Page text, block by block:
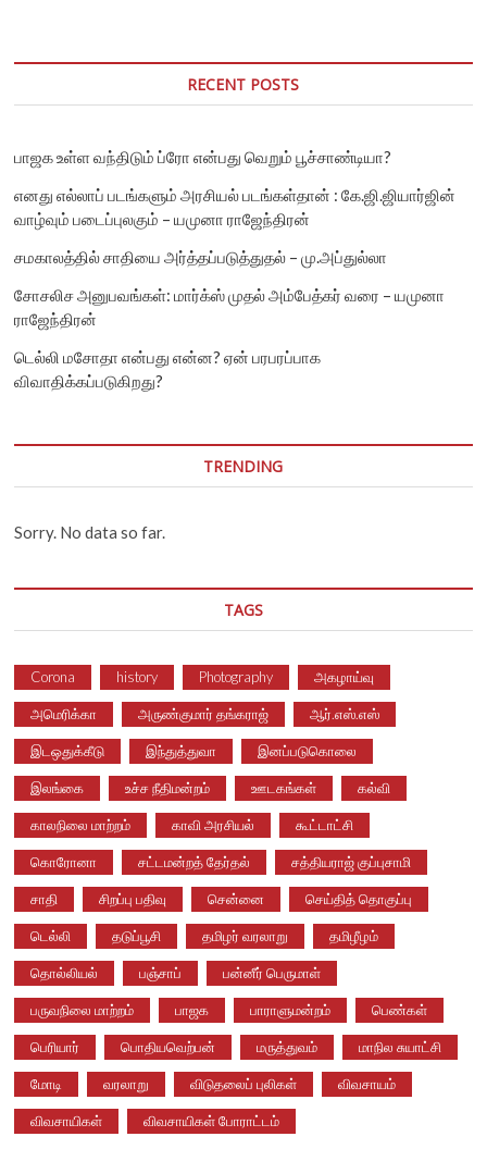
RECENT POSTS
பாஜக உள்ள வந்திடும் ப்ரோ என்பது வெறும் பூச்சாண்டியா?
எனது எல்லாப் படங்களும் அரசியல் படங்கள்தான் : கே.ஜி.ஜியார்ஜின்
வாழ்வும் படைப்புலகும் – யமுனா ராஜேந்திரன்
சமகாலத்தில் சாதியை அர்த்தப்படுத்துதல் – மு.அப்துல்லா
சோசலிச அனுபவங்கள்: மார்க்ஸ் முதல் அம்பேத்கர் வரை – யமுனா
ராஜேந்திரன்
டெல்லி மசோதா என்பது என்ன? ஏன் பரபரப்பாக
விவாதிக்கப்படுகிறது?
TRENDING
Sorry. No data so far.
TAGS
Corona history Photography அகழாய்வு
அமெரிக்கா அருண்குமார் தங்கராஜ் ஆர்.எஸ்.எஸ்
இடஒதுக்கீடு இந்துத்துவா இனப்படுகொலை
இலங்கை உச்ச நீதிமன்றம் ஊடகங்கள் கல்வி
காலநிலை மாற்றம் காவி அரசியல் கூட்டாட்சி
கொரோனா சட்டமன்றத் தேர்தல் சத்தியராஜ் குப்புசாமி
சாதி சிறப்பு பதிவு சென்னை செய்தித் தொகுப்பு
டெல்லி தடுப்பூசி தமிழர் வரலாறு தமிழீழம்
தொல்லியல் பஞ்சாப் பன்னீர் பெருமாள்
பருவநிலை மாற்றம் பாஜக பாராளுமன்றம் பெண்கள்
பெரியார் பொதியவெற்பன் மருத்துவம் மாநில சுயாட்சி
மோடி வரலாறு விடுதலைப் புலிகள் விவசாயம்
விவசாயிகள் விவசாயிகள் போராட்டம்